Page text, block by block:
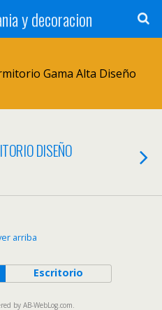
y decoracion
Gama Alta Diseño
DISEÑO
arriba
Escritorio
by AB-WebLog.com.